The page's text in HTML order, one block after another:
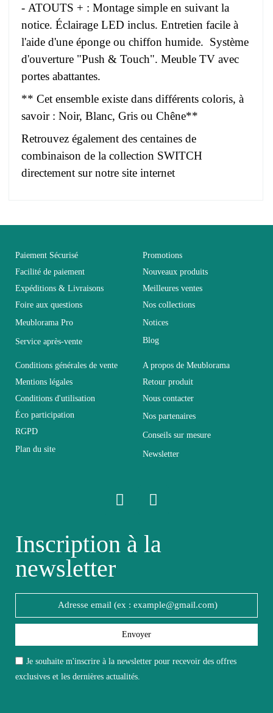
- ATOUTS + : Montage simple en suivant la
notice. Éclairage LED inclus. Entretien facile à
l'aide d'une éponge ou chiffon humide. Système
d'ouverture "Push & Touch". Meuble TV avec
portes abattantes.
** Cet ensemble existe dans différents coloris, à
savoir : Noir, Blanc, Gris ou Chêne**
Retrouvez également des centaines de
combinaison de la collection SWITCH
directement sur notre site internet
Age Adulte
Collection SWITCH
Coloris Marron - Bois
Dimensions L260xH170xP40
Electrique Electrique
Non Empilable
Fixe Fixe
Garantie
170
Vous devez vous connecter pour laisser un avis
Paiement Sécurisé
Facilité de paiement
Expéditions & Livraisons
Foire aux questions
Meublorama Pro
Service après-vente
Promotions
Nouveaux produits
Meilleures ventes
Nos collections
Notices
Blog
Conditions générales de vente
Mentions légales
Conditions d'utilisation
Éco participation
RGPD
Plan du site
A propos de Meublorama
Retour produit
Nous contacter
Nos partenaires
Conseils sur mesure
Newsletter
Inscription à la
newsletter
Envoyer
Je souhaite m'inscrire à la newsletter pour recevoir des offres
exclusives et les dernières actualités.